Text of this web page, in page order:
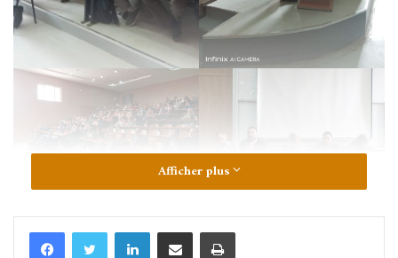
Afficher plus
Linkedin Partager par email Imprimer